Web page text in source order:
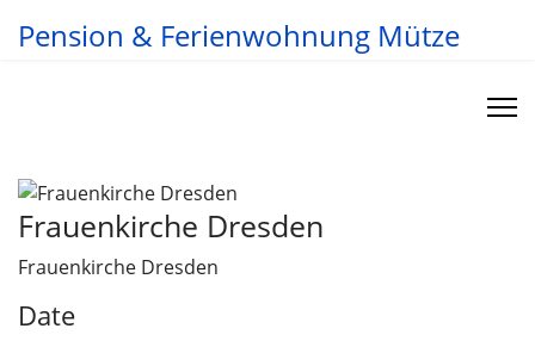
Pension & Ferienwohnung Mütze
Frauenkirche Dresden
Frauenkirche Dresden
Date